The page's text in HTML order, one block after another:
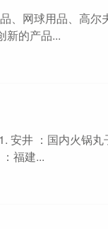
网球用品、高尔
新的产品...
安井 ：国内火锅
福建...